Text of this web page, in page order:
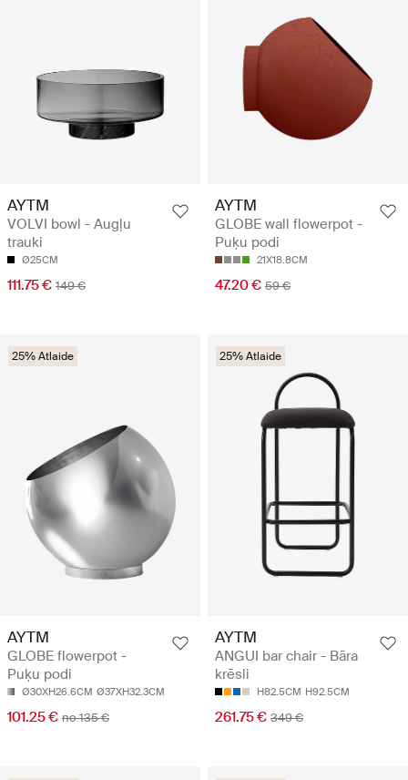
AYTM
VOLVI bowl - Augļu
trauki
Ø25CM
111.75 € 149 €
AYTM
GLOBE wall flowerpot -
Puķu podi
21X18.8CM
47.20 € 59 €
25% Atlaide
AYTM
GLOBE flowerpot -
Puķu podi
Ø30XH26.6CM Ø37XH32.3CM
101.25 € no 135 €
25% Atlaide
AYTM
ANGUI bar chair - Bāra
krēsli
H82.5CM H92.5CM
261.75 € 349 €